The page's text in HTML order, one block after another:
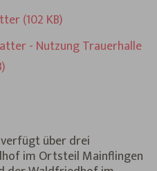
(102 KB)
- Nutzung Trauerhalle
über drei
im Ortsteil Mainflingen